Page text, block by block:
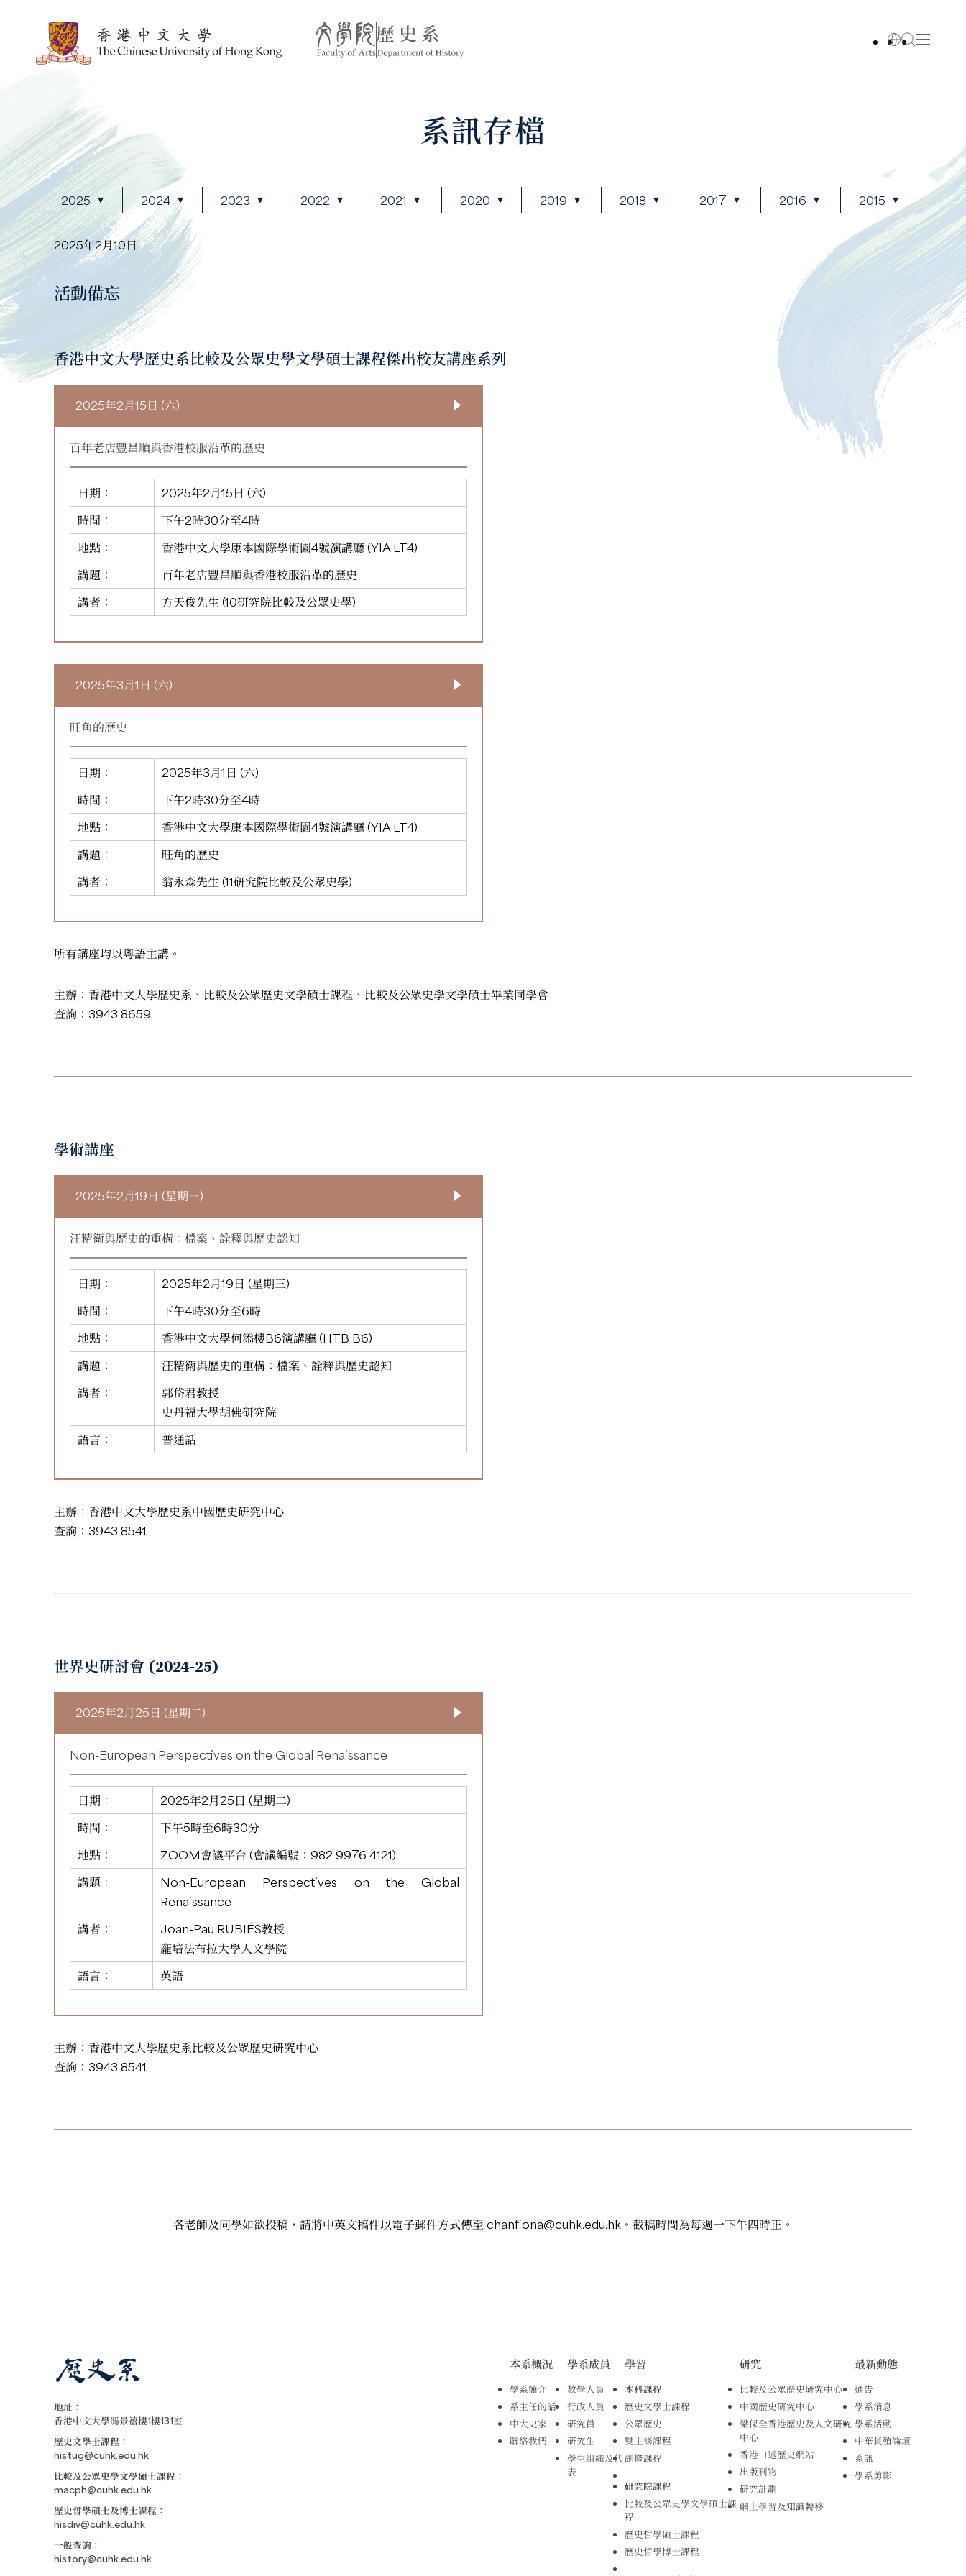
系訊存檔
2025 2024 2023 2022 2021 2020 2019 2018 2017 2016 2015
2025年2月10日
活動備忘
香港中文大學歷史系比較及公眾史學文學碩士課程傑出校友講座系列
2025年2月15日 (六)
百年老店豐昌順與香港校服沿革的歷史
日期：
2025年2月15日 (六)
時間：
下午2時30分至4時
地點：
香港中文大學康本國際學術園4號演講廳 (YIA LT4)
講題：
百年老店豐昌順與香港校服沿革的歷史
講者：
方天俊先生 (10研究院比較及公眾史學)
2025年3月1日 (六)
旺角的歷史
日期：
2025年3月1日 (六)
時間：
下午2時30分至4時
地點：
香港中文大學康本國際學術園4號演講廳 (YIA LT4)
講題：
旺角的歷史
講者：
翁永森先生 (11研究院比較及公眾史學)
所有講座均以粵語主講。
主辦：香港中文大學歷史系、比較及公眾歷史文學碩士課程、比較及公眾史學文學碩士畢業同學會
查詢：3943 8659
學術講座
2025年2月19日 (星期三)
汪精衛與歷史的重構：檔案、詮釋與歷史認知
日期：
2025年2月19日 (星期三)
時間：
下午4時30分至6時
地點：
香港中文大學何添樓B6演講廳 (HTB B6)
講題：
汪精衛與歷史的重構：檔案、詮釋與歷史認知
講者：
郭岱君教授
史丹福大學胡佛研究院
語言：
普通話
主辦：香港中文大學歷史系中國歷史研究中心
查詢：3943 8541
世界史研討會 (2024-25)
2025年2月25日 (星期二)
Non-European Perspectives on the Global Renaissance
日期：
2025年2月25日 (星期二)
時間：
下午5時至6時30分
地點：
ZOOM會議平台 (會議編號： 982 9976 4121)
講題：
Non-European Perspectives on the Global
Renaissance
講者：
Joan-Pau RUBIÉS教授
龐培法布拉大學人文學院
語言：
英語
主辦：香港中文大學歷史系比較及公眾歷史研究中心
查詢：3943 8541
各老師及同學如欲投稿，請將中英文稿件以電子郵件方式傳至 chanfiona@cuhk.edu.hk 。截稿時間為每週一下午四時正。
地址：
香港中文大學馮景禧樓1樓131室
歷史文學士課程：
histug@cuhk.edu.hk
比較及公眾史學文學碩士課程：
macph@cuhk.edu.hk
歷史哲學碩士及博士課程：
hisdiv@cuhk.edu.hk
一般查詢：
history@cuhk.edu.hk
本系概況
學系簡介
系主任的話
中大史家
聯絡我們
學系成員
教學人員
行政人員
研究員
研究生
學生組織及代
表
學習
本科課程
歷史文學士課程
公眾歷史
雙主修課程
副修課程
研究院課程
比較及公眾史學文學碩士課
程
歷史哲學碩士課程
歷史哲學博士課程
研究
比較及公眾歷史研究中心
中國歷史研究中心
梁保全香港歷史及人文研究
中心
香港口述歷史網站
出版刊物
研究計劃
網上學習及知識轉移
最新動態
通告
學系消息
學系活動
中華貨殖論壇
系訊
學系剪影